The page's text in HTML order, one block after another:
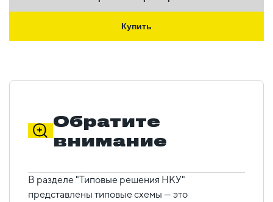
Купить
Обратите
внимание
В разделе "Типовые решения НКУ"
представлены типовые схемы — это